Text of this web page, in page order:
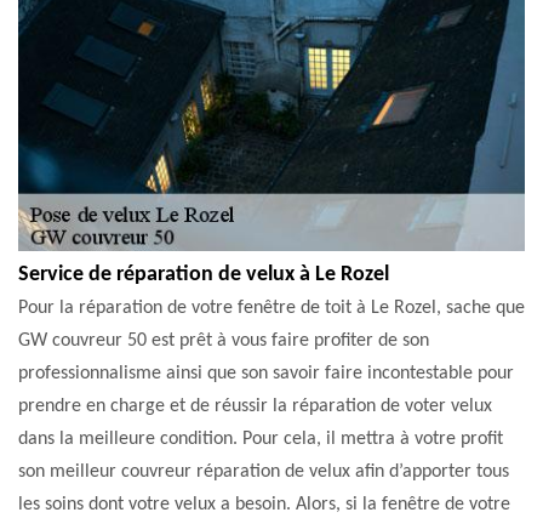
Service de réparation de velux à Le Rozel
Pour la réparation de votre fenêtre de toit à Le Rozel, sache que
GW couvreur 50 est prêt à vous faire profiter de son
professionnalisme ainsi que son savoir faire incontestable pour
prendre en charge et de réussir la réparation de voter velux
dans la meilleure condition. Pour cela, il mettra à votre profit
son meilleur couvreur réparation de velux afin d’apporter tous
les soins dont votre velux a besoin. Alors, si la fenêtre de votre